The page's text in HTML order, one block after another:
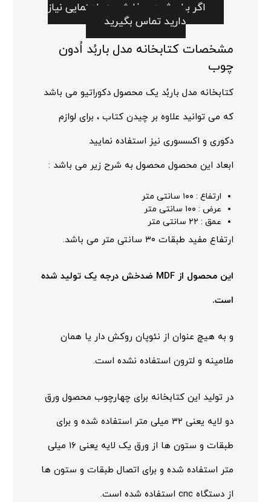
اگر برای ثبت سفارش به راهنمایی نیاز
دارید تماس بگیرید
مشخصات کتابخانه مدل باربُد اُدون
چوب
کتابخانه مدل باربُد یک محصول دکوراتیو می باشد
که می توانید علاوه بر چیدن کتاب ، برای لوازم
دکوری و اکسسوری نیز استفاده نمایید
ابعاد این محصول محصول به شرح زیر می باشد :
ارتفاع : ۱۰۰ سانتی متر
عرض : ۱۰۰ سانتی متر
عمق : ۲۲ سانتی متر
ارتفاع مفید طبقات ۳۰ سانتی متر می باشد.
این محصول از MDF ضدخش درجه یک تولید شده
است.
و به هیچ عنوان از نئوپان روکش دار یا همان
ملامینه و لترون استفاده نشده است.
در تولید این کتابخانه برای چهارچوب محصول ورق
دو لایه یعنی ۳۲ میلی متر استفاده شده و برای
طبقات و ستون ها از ورق یک لایه یعنی ۱۶ میلی
متر استفاده شده و برای اتصال طبقات و ستون ها
از دستگاه cnc استفاده شده است.